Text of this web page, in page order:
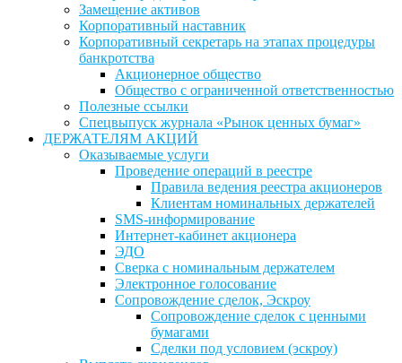
Замещение активов
Корпоративный наставник
Корпоративный секретарь на этапах процедуры
банкротства
Акционерное общество
Общество с ограниченной ответственностью
Полезные ссылки
Спецвыпуск журнала «Рынок ценных бумаг»
ДЕРЖАТЕЛЯМ АКЦИЙ
Оказываемые услуги
Проведение операций в реестре
Правила ведения реестра акционеров
Клиентам номинальных держателей
SMS-информирование
Интернет-кабинет акционера
ЭДО
Сверка с номинальным держателем
Электронное голосование
Сопровождение сделок, Эскроу
Сопровождение сделок с ценными
бумагами
Сделки под условием (эскроу)